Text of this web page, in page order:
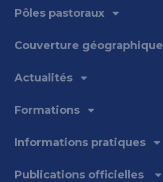
Pôles pastoraux
Couverture géographique
Actualités
Formations
Informations pratiques
Publications officielles